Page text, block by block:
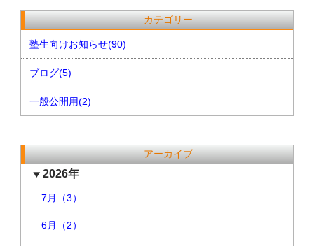
カテゴリー
塾生向けお知らせ(90)
ブログ(5)
一般公開用(2)
アーカイブ
2026年
7月（3）
6月（2）